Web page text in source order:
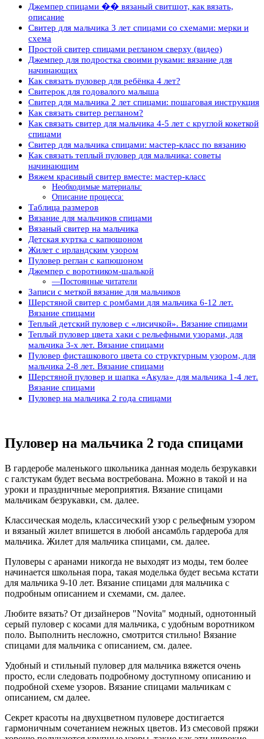
Джемпер спицами �� вязаный свитшот, как вязать,
описание
Свитер для мальчика 3 лет спицами со схемами: мерки и
схема
Простой свитер спицами регланом сверху (видео)
Джемпер для подростка своими руками: вязание для
начинающих
Как связать пуловер для ребёнка 4 лет?
Свитерок для годовалого малыша
Свитер для мальчика 2 лет спицами: пошаговая инструкция
Как связать свитер регланом?
Как связать свитер для мальчика 4-5 лет с круглой кокеткой
спицами
Свитер для мальчика спицами: мастер-класс по вязанию
Как связать теплый пуловер для мальчика: советы
начинающим
Вяжем красивый свитер вместе: мастер-класс
Необходимые материалы:
Описание процесса:
Таблица размеров
Вязание для мальчиков спицами
Вязаный свитер на мальчика
Детская куртка с капюшоном
Жилет с ирландским узором
Пуловер реглан с капюшоном
Джемпер с воротником-шалькой
—Постоянные читатели
Записи с меткой вязание для мальчиков
Шерстяной свитер с ромбами для мальчика 6-12 лет.
Вязание спицами
Теплый детский пуловер с «лисичкой». Вязание спицами
Теплый пуловер цвета хаки с рельефными узорами, для
мальчика 3-х лет. Вязание спицами
Пуловер фисташкового цвета со структурным узором, для
мальчика 2-8 лет. Вязание спицами
Шерстяной пуловер и шапка «Акула» для мальчика 1-4 лет.
Вязание спицами
Пуловер на мальчика 2 года спицами
Пуловер на мальчика 2 года спицами
В гардеробе маленького школьника данная модель безрукавки
с галстукам будет весьма востребована. Можно в такой и на
уроки и праздничные мероприятия. Вязание спицами
мальчикам безрукавки, см. далее.
Классическая модель, классический узор с рельефным узором
и вязаный жилет впишется в любой ансамбль гардероба для
мальчика. Жилет для мальчика спицами, см. далее.
Пуловеры с аранами никогда не выходят из моды, тем более
начинается школьная пора, такая моделька будет весьма кстати
для мальчика 9-10 лет. Вязание спицами для мальчика с
подробным описанием и схемами, см. далее.
Любите вязать? От дизайнеров "Novita" модный, однотонный
серый пуловер с косами для мальчика, с удобным воротником
поло. Выполнить несложно, смотрится стильно! Вязание
спицами для мальчика с описанием, см. далее.
Удобный и стильный пуловер для мальчика вяжется очень
просто, если следовать подробному доступному описанию и
подробной схеме узоров. Вязание спицами мальчикам с
описанием, см далее.
Секрет красоты на двухцветном пуловере достигается
гармоничным сочетанием нежных цветов. Из смесовой пряжи